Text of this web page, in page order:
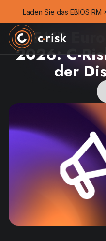
Laden Sie das EBIOS
FAIR
2026: C-
der